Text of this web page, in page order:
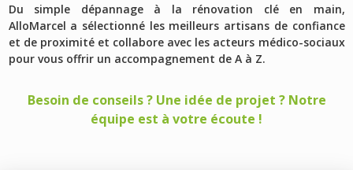
Du simple dépannage à la rénovation clé en main,
AlloMarcel a sélectionné les meilleurs artisans de confiance
et de proximité et collabore avec les acteurs médico-sociaux
pour vous offrir un accompagnement de A à Z.
Besoin de conseils ? Une idée de projet ? Notre
équipe est à votre écoute !